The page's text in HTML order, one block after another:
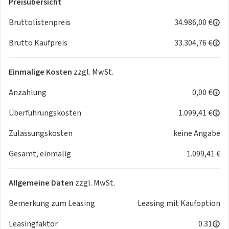
Infotainment & Technik
• 10-Zoll Display im Kombiinstrument
• Audio-Fernbedienung am Lenkrad
• Telematiksystem mit automatischem Notruf &
Exterieur & Ausstattung
• Elektrisch verstell- und beheizbare Außenspiegel
• Stahlfelgen (16 Zoll)
• Uni-Lackierung
• Zentralverriegelung mit Fernbedienung
• Gepäcksicherung mit Haken
• Schiebetüren hinten links und rechts
Bruttolistenpreis
34.986,00 €
Brutto Kaufpreis
33.304,76 €
Einmalige Kosten zzgl. MwSt.
Anzahlung
0,00 €
Überführungskosten
1.099,41 €
Zulassungskosten
keine Angabe
Gesamt, einmalig
1.099,41 €
Allgemeine Daten zzgl. MwSt.
Bemerkung zum Leasing
Leasing mit Kaufoption
Leasingfaktor
0.31